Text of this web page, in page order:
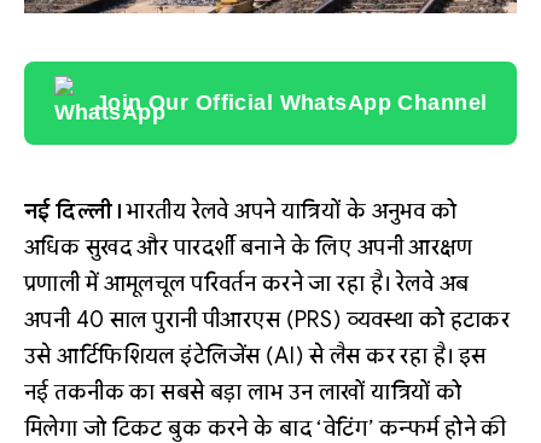
Join Our Official WhatsApp Channel
नई दिल्ली।भारतीय रेलवे अपने यात्रियों के अनुभव को
अधिक सुखद और पारदर्शी बनाने के लिए अपनी आरक्षण
प्रणाली में आमूलचूल परिवर्तन करने जा रहा है। रेलवे अब
अपनी 40 साल पुरानी पीआरएस (PRS) व्यवस्था को हटाकर
उसे आर्टिफिशियल इंटेलिजेंस (AI) से लैस कर रहा है। इस
नई तकनीक का सबसे बड़ा लाभ उन लाखों यात्रियों को
मिलेगा जो टिकट बुक करने के बाद ‘वेटिंग’ कन्फर्म होने की